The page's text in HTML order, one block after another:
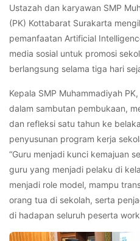
Ustazah dan karyawan SMP
(PK) Kottabarat Surakarta
pemanfaatan Artificial
media sosial untuk promosi
berlangsung selama tiga hari
Kepala SMP Muhammadiyah
dalam sambutan pembukaan,
dan refleksi satu tahun ke
penyusunan program kerja
“Guru menjadi kunci kemajuan
guru yang menjadi pelaku di
menjadi role model, mampu
orang tua di sekolah, serta
di hadapan seluruh peserta